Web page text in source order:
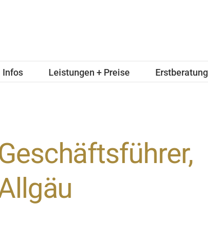
Infos Leistungen + Preise Erstberatung